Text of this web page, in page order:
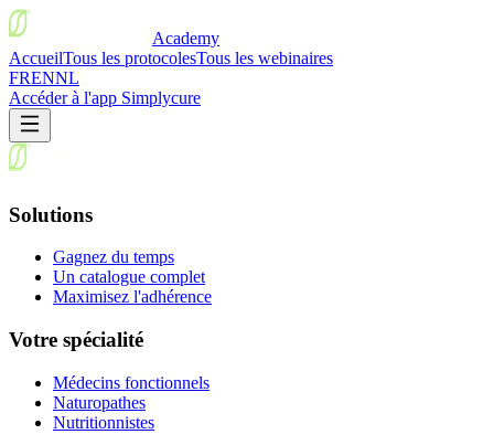
Academy
AccueilTous les protocolesTous les webinaires
FRENNL
Accéder à l'app Simplycure
Solutions
Gagnez du temps
Un catalogue complet
Maximisez l'adhérence
Votre spécialité
Médecins fonctionnels
Naturopathes
Nutritionnistes